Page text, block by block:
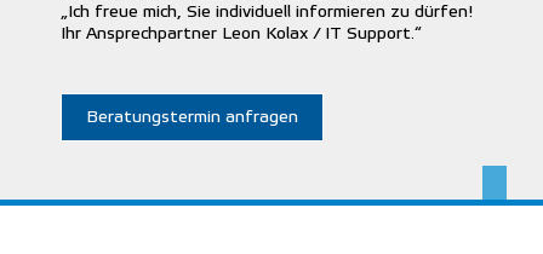
„Ich freue mich, Sie individuell informieren zu dürfen!
Ihr Ansprechpartner Leon Kolax / IT Support.“
Beratungstermin anfragen